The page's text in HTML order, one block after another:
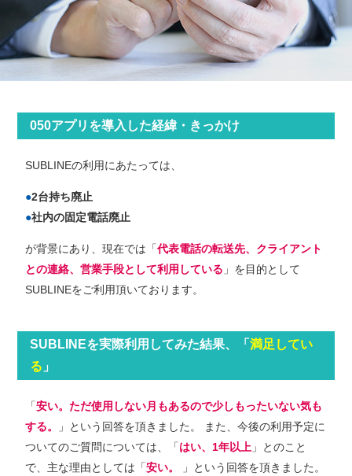
050アプリを導⼊した経緯・きっかけ
SUBLINEの利⽤にあたっては、
2台持ち廃止
社内の固定電話廃止
が背景にあり、現在では「代表電話の転送先、クライアント
との連絡、営業手段として利用している 」を⽬的として
SUBLINEをご利⽤頂いております。
SUBLINEを実際利⽤してみた結果、「満足してい
る 」
「安い。ただ使用しない月もあるので少しもったいない気も
する。
」という回答を頂きました。 また、今後の利⽤予定に
ついてのご質問については、「はい、1年以上 」とのこと
で、主な理由としては「安い。 」という回答を頂きました。